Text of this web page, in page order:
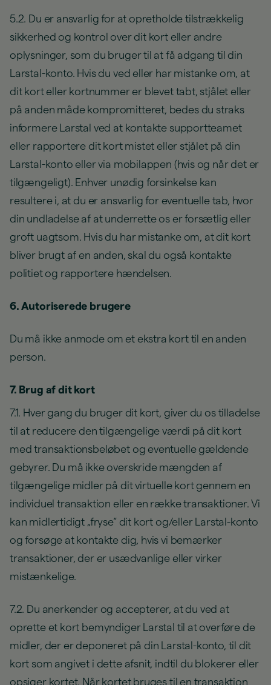
5.2. Du er ansvarlig for at opretholde tilstrækkelig
sikkerhed og kontrol over dit kort eller andre
oplysninger, som du bruger til at få adgang til din
Larstal-konto. Hvis du ved eller har mistanke om, at
dit kort eller kortnummer er blevet tabt, stjålet eller
på anden måde kompromitteret, bedes du straks
informere Larstal ved at kontakte supportteamet
eller rapportere dit kort mistet eller stjålet på din
Larstal-konto eller via mobilappen (hvis og når det er
tilgængeligt). Enhver unødig forsinkelse kan
resultere i, at du er ansvarlig for eventuelle tab, hvor
din undladelse af at underrette os er forsætlig eller
groft uagtsom. Hvis du har mistanke om, at dit kort
bliver brugt af en anden, skal du også kontakte
politiet og rapportere hændelsen.
6. Autoriserede brugere
Du må ikke anmode om et ekstra kort til en anden
person.
7. Brug af dit kort
7.1. Hver gang du bruger dit kort, giver du os tilladelse
til at reducere den tilgængelige værdi på dit kort
med transaktionsbeløbet og eventuelle gældende
gebyrer. Du må ikke overskride mængden af
tilgængelige midler på dit virtuelle kort gennem en
individuel transaktion eller en række transaktioner. Vi
kan midlertidigt „fryse“ dit kort og/eller Larstal-konto
og forsøge at kontakte dig, hvis vi bemærker
transaktioner, der er usædvanlige eller virker
mistænkelige.
7.2. Du anerkender og accepterer, at du ved at
oprette et kort bemyndiger Larstal til at overføre de
midler, der er deponeret på din Larstal-konto, til dit
kort som angivet i dette afsnit, indtil du blokerer eller
opsiger kortet. Når kortet bruges til en transaktion